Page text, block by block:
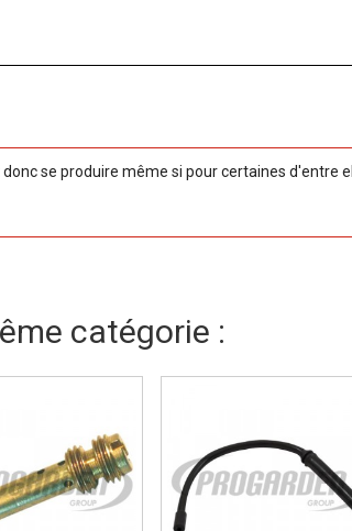
se produire même si pour certaines d'entre
catégorie :